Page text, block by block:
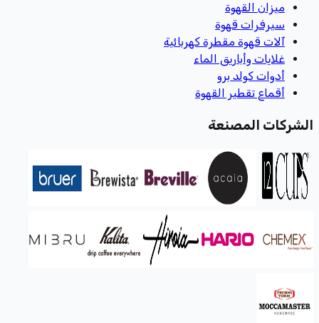
ميزان القهوة
سيرفرات قهوة
آلات قهوة مقطرة كهربائية
غلايات وأباريق الماء
أدوات كولد برو
أقماع تقطير القهوة
الشركات المصنعة